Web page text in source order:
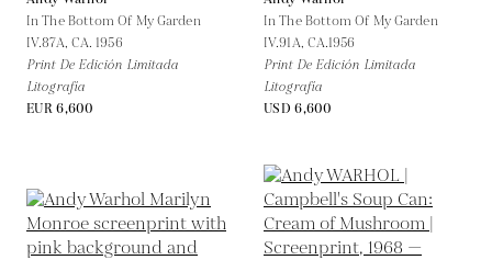
In The Bottom Of My Garden
IV.87A, CA. 1956
Print De Edición Limitada
Litografía
EUR 6,600
In The Bottom Of My Garden
IV.91A, CA.1956
Print De Edición Limitada
Litografía
USD 6,600